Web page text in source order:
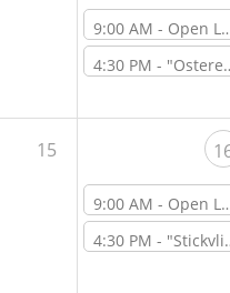
9:00 AM - Open Lab Day
4:30 PM - "Ostereier Hydrodipping mit Nagellack" – Workshop vor Ort im ViNN:Lab
15
9:00 AM - Open Lab Day
4:30 PM - "Stickvlies – Welches Vlies für welche Anwendung? " – Online-Workshop